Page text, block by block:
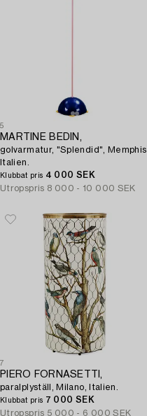
5
MARTINE BEDIN,
golvarmatur, "Splendid", Memphis,
Italien.
Klubbat pris 4 000 SEK
Utropspris 8 000 - 10 000 SEK
7
PIERO FORNASETTI,
paralplyställ, Milano, Italien.
Klubbat pris 7 000 SEK
Utropspris 5 000 - 6 000 SEK